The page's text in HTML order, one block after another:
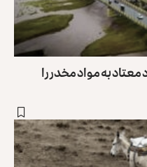
به مواد مخدر را